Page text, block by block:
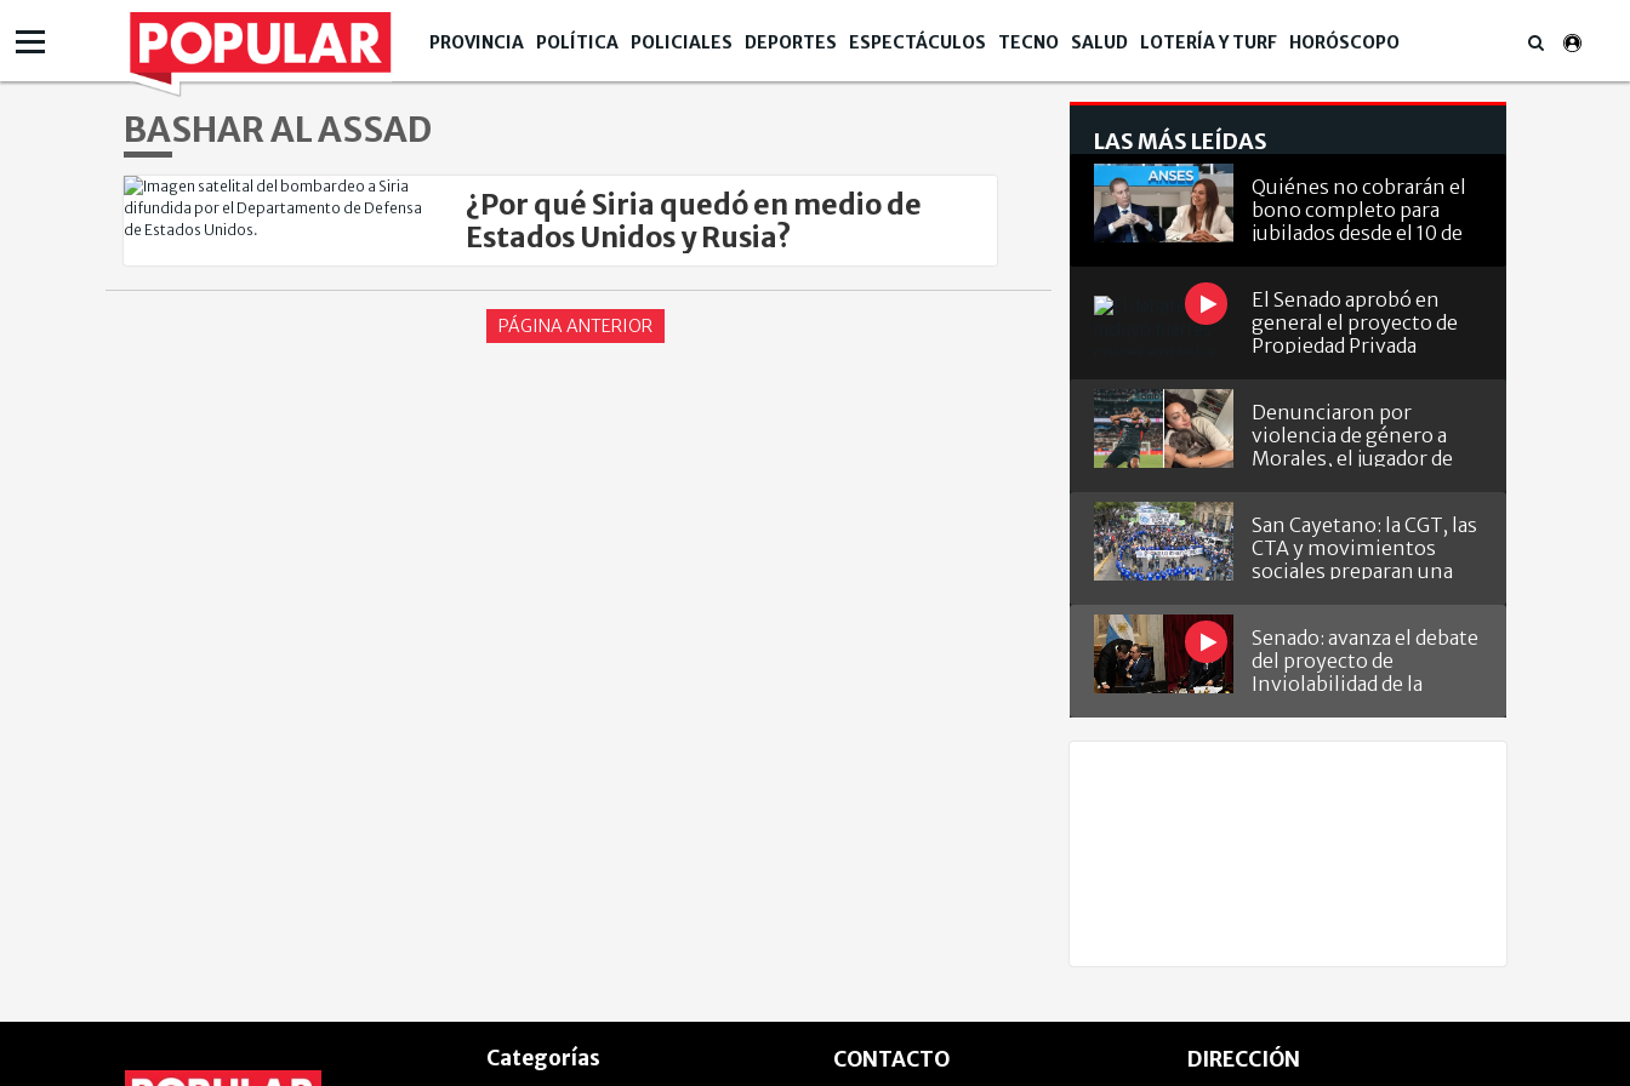
PROVINCIA POLÍTICA POLICIALES DEPORTES ESPECTÁCULOS TECNO SALUD LOTERÍA Y TURF HORÓSCOPO
BASHAR AL ASSAD
¿Por qué Siria quedó en medio de
Estados Unidos y Rusia?
PÁGINA ANTERIOR
LAS MÁS LEÍDAS
Quiénes no cobrarán el
bono completo para
jubilados desde el 10 de
El Senado aprobó en
general el proyecto de
Propiedad Privada
Denunciaron por
violencia de género a
Morales, el jugador de
San Cayetano: la CGT, las
CTA y movimientos
sociales preparan una
Senado: avanza el debate
del proyecto de
Inviolabilidad de la
Categorías CONTACTO DIRECCIÓN